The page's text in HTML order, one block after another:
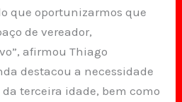
que oportunizarmos que
de vereador,
afirmou Thiago
destacou a necessidade
da terceira idade, bem como